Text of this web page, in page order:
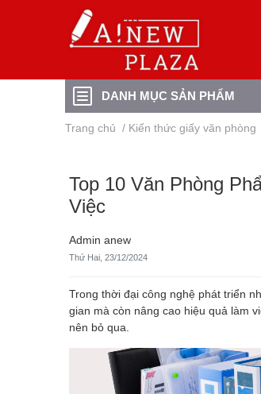
DANH MỤC SẢN PHẨM
Trang chủ / Kiến thức giấy văn phòng
Top 10 Văn Phòng
Việc
Admin anew
Thứ Hai, 23/12/2024
Trong thời đại công nghệ phát triển
gian mà còn nâng cao hiệu quả làm
nên bỏ qua.